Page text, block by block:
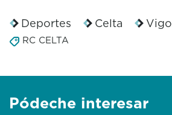
Deportes Celta Vigo
RC CELTA
Pódeche interesar